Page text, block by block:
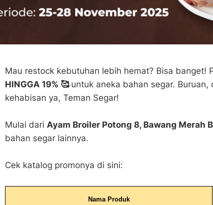
Mau restock kebutuhan lebih hemat? Bisa banget!
HINGGA 19% 🥰 untuk aneka bahan segar.
kehabisan ya, Teman Segar!
Mulai dari Ayam Broiler Potong 8, Bawang Merah
bahan segar lainnya.
Cek katalog promonya di sini:
Nama Produk